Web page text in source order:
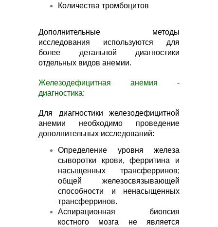
Количества тромбоцитов
Дополнительные методы
исследования используются для
более детальной диагностики
отдельных видов анемии.
Железодефицитная анемия -
диагностика:
Для диагностики железодефицитной
анемии необходимо проведение
дополнительных исследований:
Определение уровня железа
сыворотки крови, ферритина и
насыщенных трансферринов;
общей железосвязывающей
способности и ненасыщенных
трансферринов.
Аспирационная биопсия
костного мозга не является